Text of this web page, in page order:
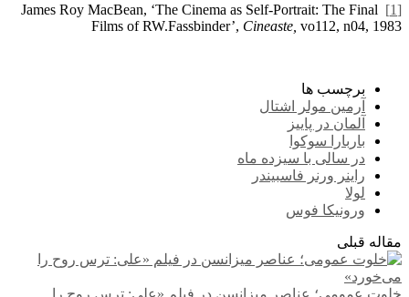
[1]
James Roy MacBean, ‘The Cinema as Self-Portrait: The Final
Films of RW.Fassbinder’, Cineaste, vo112, n04, 1983
برچسب ها
آرمین مولر اشتال
آلمان در پاییز
باربارا سوکوا
در سالی با سیزده ماه
راینر ورنر فاسبیندر
لولا
ورونیکا فوس
مقاله قبلی
خلوت عمومی؛ عناصر میزانسن در فیلم «علی: ترس روح را